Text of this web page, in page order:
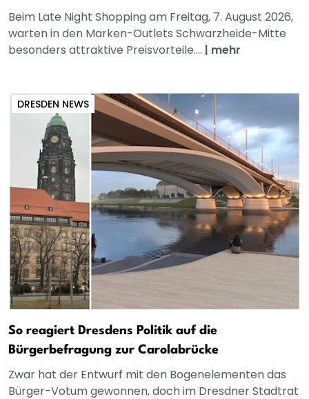
Beim Late Night Shopping am Freitag, 7. August 2026,
warten in den Marken-Outlets Schwarzheide-Mitte
besonders attraktive Preisvorteile.... | mehr
DRESDEN NEWS
So reagiert Dresdens Politik auf die
Bürgerbefragung zur Carolabrücke
Zwar hat der Entwurf mit den Bogenelementen das
Bürger-Votum gewonnen, doch im Dresdner Stadtrat